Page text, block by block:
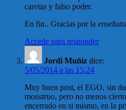
caretas y falso poder.
En fin.. Gracias por la
Accede para responder
Jordi Muñiz dice:
5/05/2014 a las 15:24
Muy buen post, el EGO, sin
monstruo, pero no menos
encerrado en si mismo, en la